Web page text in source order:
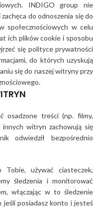
INDIGO group nie
do odnoszenia się do
społecznościowych w celu
ich plików cookie i sposobu
się polityce prywatności
do których uzyskują
się do naszej witryny przy
osadzone treści (np. filmy,
witryn zachowują się
odwiedził bezpośrednio
używać ciasteczek,
śledzenia i monitorować
włączając w to śledzenie
jeśli posiadasz konto i jesteś